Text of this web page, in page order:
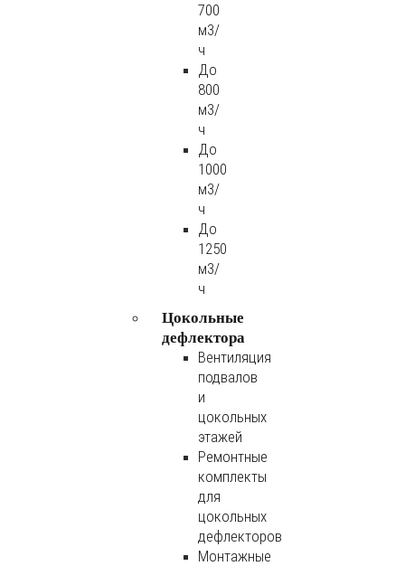
700
м3/
ч
До
800
м3/
ч
До
1000
м3/
ч
До
1250
м3/
ч
Цокольные
дефлектора
Вентиляция
подвалов
и
цокольных
этажей
Ремонтные
комплекты
для
цокольных
дефлекторов
Монтажные